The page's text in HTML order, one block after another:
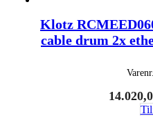
Klotz
cable drum 2x
Varenr.